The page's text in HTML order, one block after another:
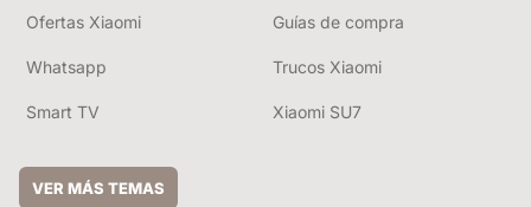
Ofertas Xiaomi Guías de compra
Whatsapp Trucos Xiaomi
Smart TV Xiaomi SU7
VER MÁS TEMAS